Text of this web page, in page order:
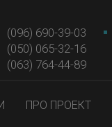
(096) 690-39-03
(050) 065-32-16
(063) 764-44-89‎‎
ПРО ПРОЕКТ